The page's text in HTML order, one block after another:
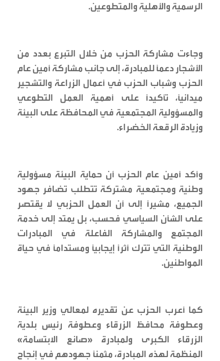
الرسمية والأهلية والمتطوعين.
وجاءت مشاركة الحزب من خلال التبرع بعدد من
الأشجار دعماً للمبادرة، إلى جانب مشاركة أمين عام
الحزب وشباب الحزب في أعمال الزراعة والتشجير
ميدانياً، تأكيداً على أهمية العمل التطوعي
والمسؤولية المجتمعية في المحافظة على البيئة
وزيادة الرقعة الخضراء.
وأكد أمين عام الحزب أن حماية البيئة مسؤولية
وطنية ومجتمعية مشتركة تتطلب تضافر جهود
الجميع، مشيراً إلى أن العمل الحزبي لا يقتصر
على الشأن السياسي فحسب، بل يمتد إلى خدمة
المجتمع والمشاركة الفاعلة في المبادرات
الوطنية التي تترك أثراً إيجابياً ومستداماً في حياة
المواطنين.
كما أعرب الحزب عن تقديره لمعالي وزير البيئة
وعطوفة محافظ الزرقاء وعطوفة رئيس بلدية
الزرقاء الكبرى ولمبادرة «صانع الابتسامة»
المنظمة لهذه المبادرة، مثمناً جهودهم في إنجاح